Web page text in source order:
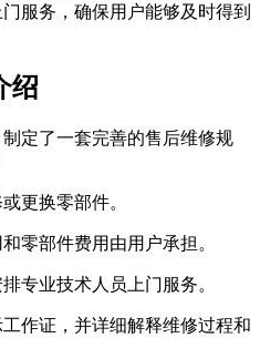
服务，确保用户能够及时得到
绍
定了一套完善的售后维修规
更换零部件。
零部件费用由用户承担。
专业技术人员上门服务。
作证，并详细解释维修过程和